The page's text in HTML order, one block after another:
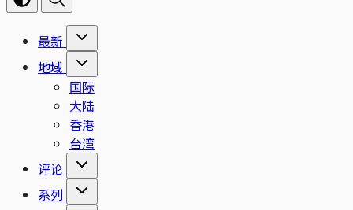
最新
地域
国际
大陆
香港
台湾
评论
系列